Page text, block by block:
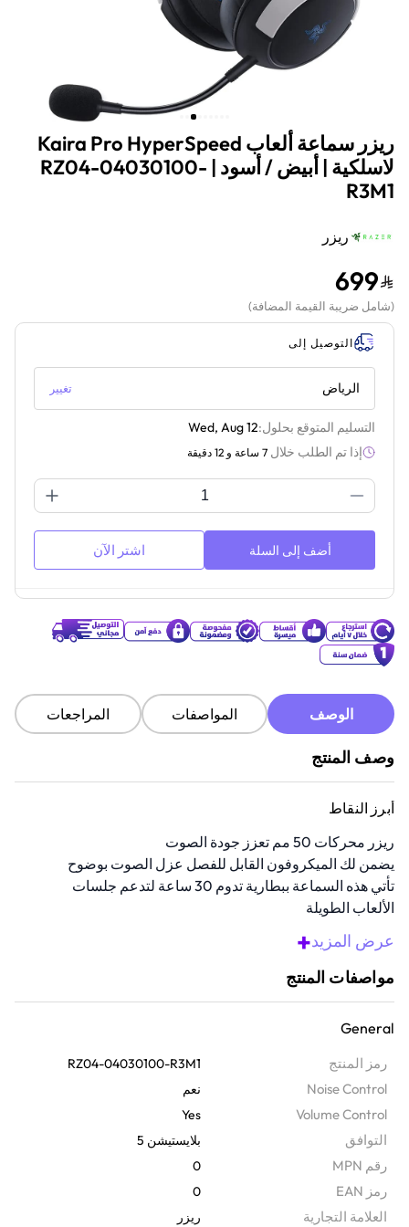
ريزر سماعة ألعاب Kaira Pro HyperSpeed
لاسلكية | أبيض / أسود | RZ04-04030100-
R3M1
ريزر
699
(شامل ضريبة القيمة المضافة)
التوصيل إلى
الرياض تغيير
التسليم المتوقع بحلول:Wed, Aug 12
إذا تم الطلب خلال 7 ساعة و 12 دقيقة
أضف إلى السلة اشتر الآن
الوصف المواصفات المراجعات
وصف المنتج
أبرز النقاط
ريزر محركات 50 مم تعزز جودة الصوت
يضمن لك الميكروفون القابل للفصل عزل الصوت بوضوح
تأتي هذه السماعة ببطارية تدوم 30 ساعة لتدعم جلسات
الألعاب الطويلة
تسمح أدوات التحكم على السماعة بتعديلات سريعة ومريحة
التأخير
نظرة عامة
استمتع بكل نبضة من الصوت مع هذه السماعة اللاسلكية للألعاب بسرعة
وميكروفون قابل للفصل مع نمط سوبركارديويد للتواصل الواضح انتقل
بسلاسة بين الاتصال اللاسلكي بسرعة فائقة والبلوتوث باستخدام ميزة
التبديل الذكي، واستمتع بتقنية بلوتوث منخفضة التأخير لألعاب الهاتف
المحمول
عرض المزيد+
مواصفات المنتج
General
رمز المنتج RZ04-04030100-R3M1
Noise Control نعم
Volume Control
Yes
التوافق بلايستيشن 5
رقم MPN 0
رمز EAN 0
‫العلامة التجارية ريزر